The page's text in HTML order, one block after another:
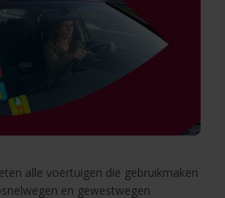
alle voertuigen die gebruikmaken
en gewestwegen